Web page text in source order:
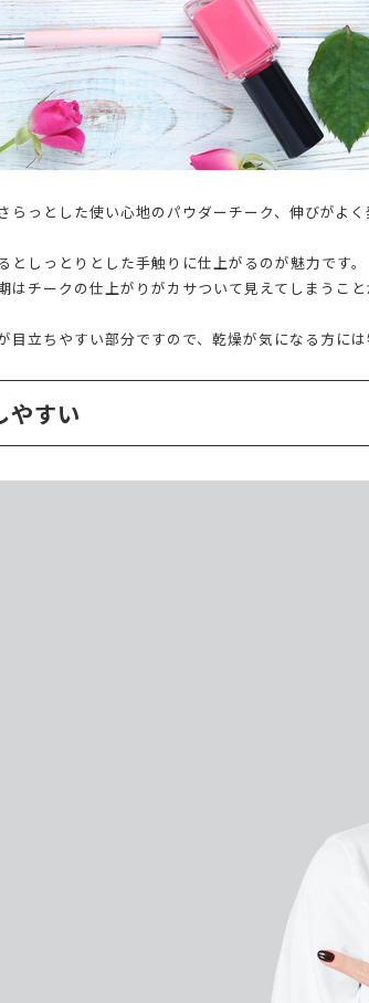
らっとした使い心地のパウダーチーク、伸びがよ
しっとりとした手触りに仕上がるのが魅力です。
はチークの仕上がりがカサついて見えてしまうこ
立ちやすい部分ですので、乾燥が気になる方には
やすい